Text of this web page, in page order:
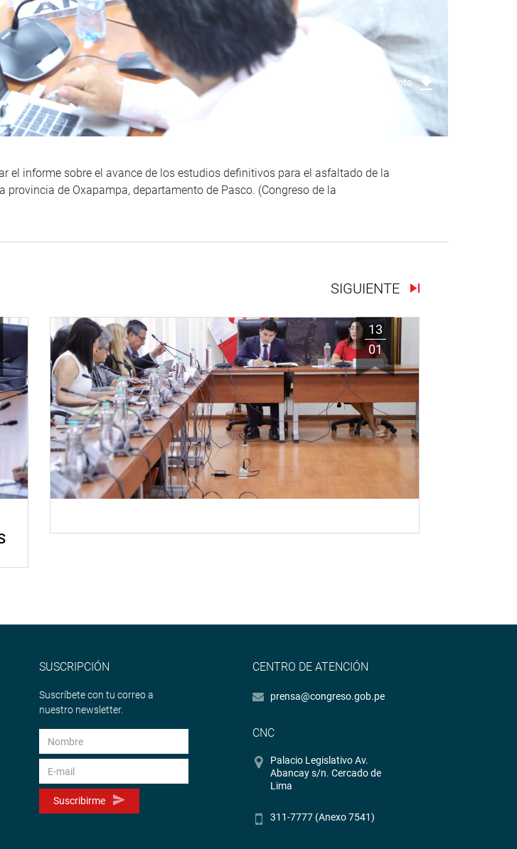
Descargar foto
el informe sobre el avance de los estudios definitivos para el asfaltado de la
de Oxapampa, departamento de Pasco. (Congreso de la
SIGUIENTE
13
01
SUSCRIPCIÓN
Suscríbete con tu correo a
nuestro newsletter.
Suscribirme
CENTRO DE ATENCIÓN
prensa@congreso.gob.pe
CNC
Palacio Legislativo Av.
Abancay s/n. Cercado de
Lima
311-7777 (Anexo 7541)